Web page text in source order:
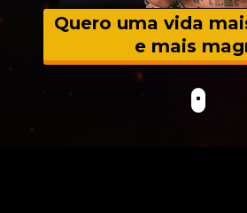
Quero uma vida
e mais